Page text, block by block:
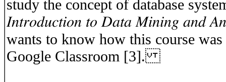
study the concept of database
𝐼𝑛𝑡𝑟𝑜𝑑𝑢𝑐𝑡𝑖𝑜𝑛 𝑡𝑜 𝐷𝑎𝑡𝑎 𝑀𝑖𝑛𝑖𝑛𝑔 𝑎𝑛𝑑
wants to know how this course
Google Classroom [3].